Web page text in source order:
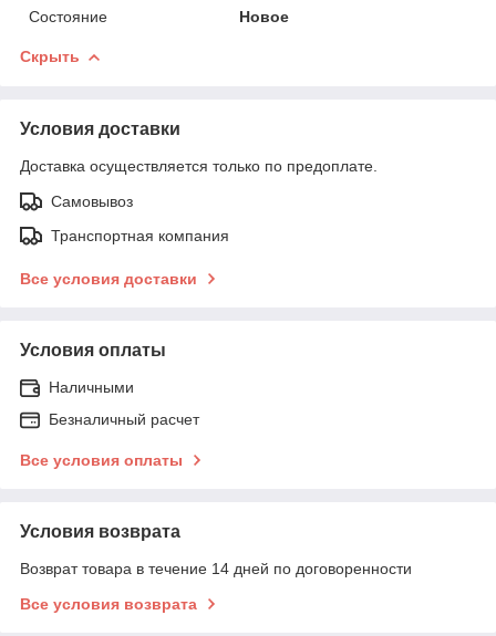
Состояние
Новое
Скрыть
Условия доставки
Доставка осуществляется только по предоплате.
Самовывоз
Транспортная компания
Все условия доставки
Условия оплаты
Наличными
Безналичный расчет
Все условия оплаты
Условия возврата
Возврат товара в течение 14 дней по договоренности
Все условия возврата